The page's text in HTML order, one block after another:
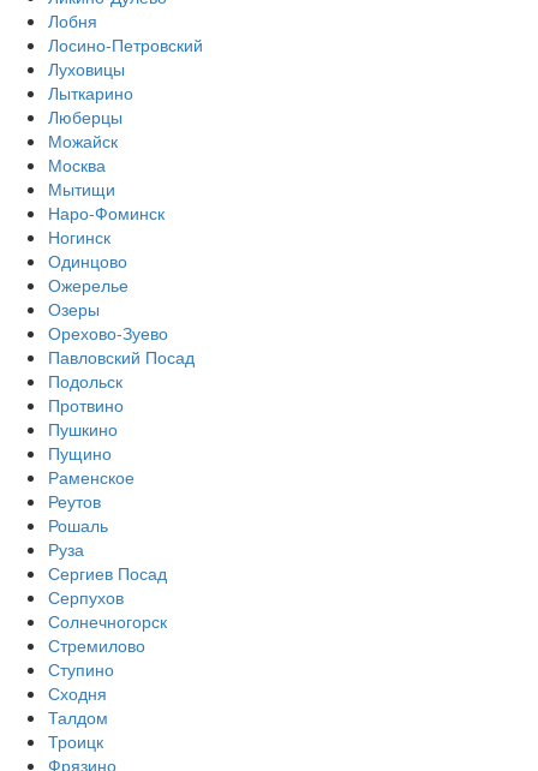
Лобня
Лосино-Петровский
Луховицы
Лыткарино
Люберцы
Можайск
Москва
Мытищи
Наро-Фоминск
Ногинск
Одинцово
Ожерелье
Озеры
Орехово-Зуево
Павловский Посад
Подольск
Протвино
Пушкино
Пущино
Раменское
Реутов
Рошаль
Руза
Сергиев Посад
Серпухов
Солнечногорск
Стремилово
Ступино
Сходня
Талдом
Троицк
Фрязино